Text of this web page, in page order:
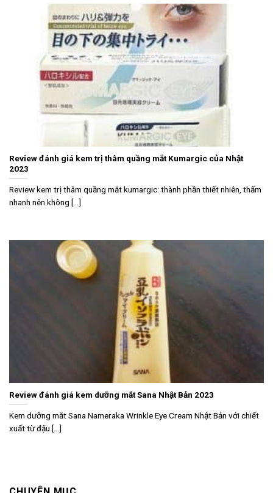
Review đánh giá kem trị thâm quầng mắt Kumargic của Nhật
2023
Review kem trị thâm quầng mắt kumargic: thành phần thiết nhiên, thấm
nhanh nên không [...]
Review đánh giá kem dưỡng mắt Sana Nhật Bản 2023
Kem dưỡng mắt Sana Nameraka Wrinkle Eye Cream Nhật Bản với chiết
xuất từ đậu [...]